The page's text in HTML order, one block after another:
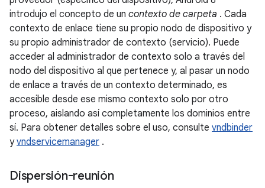
introdujo el concepto de un contexto de carpeta . Cada
contexto de enlace tiene su propio nodo de dispositivo y
su propio administrador de contexto (servicio). Puede
acceder al administrador de contexto solo a través del
nodo del dispositivo al que pertenece y, al pasar un nodo
de enlace a través de un contexto determinado, es
accesible desde ese mismo contexto solo por otro
proceso, aislando así completamente los dominios entre
sí. Para obtener detalles sobre el uso, consulte vndbinder
yvndservicemanager .
Dispersión-reunión